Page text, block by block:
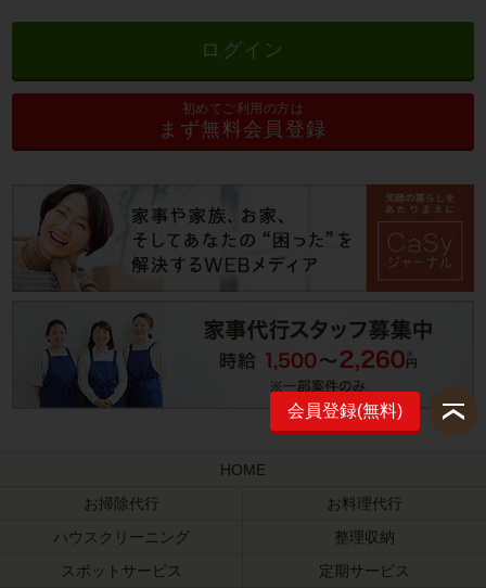
ログイン
初めてご利用の方は
まず無料会員登録
会員登録(無料)
HOME
お掃除代行
お料理代行
ハウスクリーニング
整理収納
スポットサービス
定期サービス